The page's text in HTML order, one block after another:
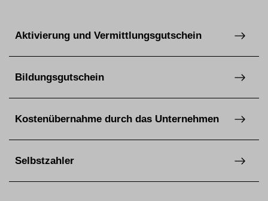
Aktivierung und Vermittlungsgutschein
Bildungsgutschein
Kostenübernahme durch das Unternehmen
Selbstzahler